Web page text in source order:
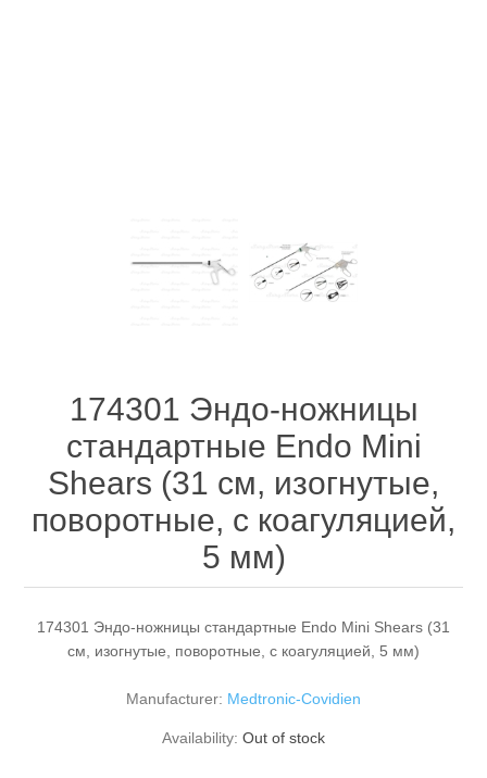
174301 Эндо-ножницы
стандартные Endo Mini
Shears (31 см, изогнутые,
поворотные, с коагуляцией,
5 мм)
174301 Эндо-ножницы стандартные Endo Mini Shears (31
см, изогнутые, поворотные, с коагуляцией, 5 мм)
Manufacturer: Medtronic-Covidien
Availability: Out of stock